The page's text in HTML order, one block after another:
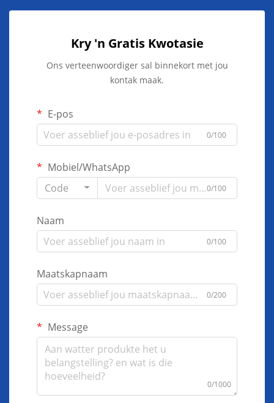
Kry 'n Gratis Kwotasie
Ons verteenwoordiger sal binnekort met jou
kontak maak.
E-pos
0/100
Mobiel/WhatsApp
Code
0/100
Naam
0/100
Maatskapnaam
0/200
Message
0/1000